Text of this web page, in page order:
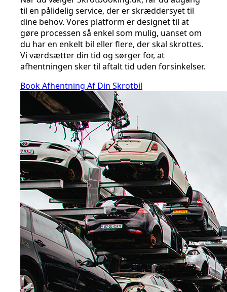
til en pålidelig service, der er skræddersyet til
dine behov. Vores platform er designet til at
gøre processen så enkel som mulig, uanset om
du har en enkelt bil eller flere, der skal skrottes.
Vi værdsætter din tid og sørger for, at
afhentningen sker til aftalt tid uden forsinkelser.
Book Afhentning Af Din Skrotbil